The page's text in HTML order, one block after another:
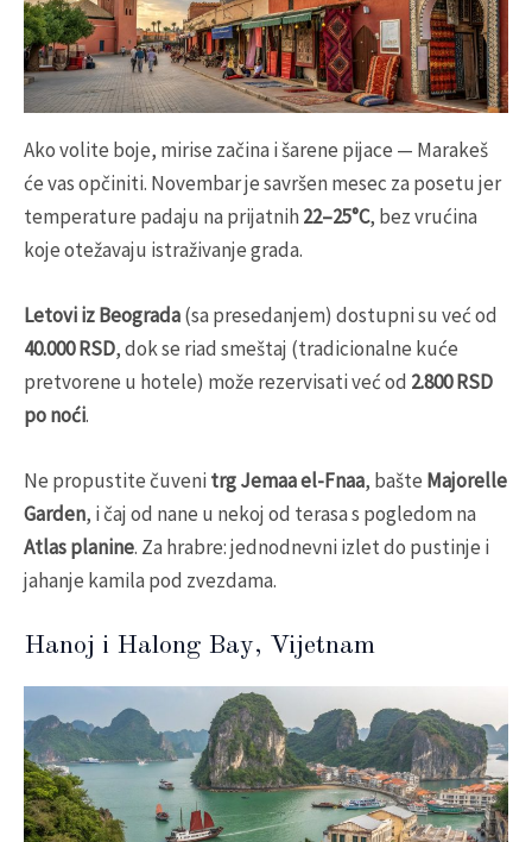
Ako volite boje, mirise začina i šarene pijace — Marakeš
će vas opčiniti. Novembar je savršen mesec za posetu jer
temperature padaju na prijatnih 22–25°C, bez vrućina
koje otežavaju istraživanje grada.
Letovi iz Beograda(sa presedanjem) dostupni su već od
40.000 RSD, dok se riad smeštaj (tradicionalne kuće
pretvorene u hotele) može rezervisati već od 2.800 RSD
po noći.
Ne propustite čuveni trg Jemaa el-Fnaa, bašte Majorelle
Garden, i čaj od nane u nekoj od terasa s pogledom na
Atlas planine. Za hrabre: jednodnevni izlet do pustinje i
jahanje kamila pod zvezdama.
Hanoj i Halong Bay, Vijetnam